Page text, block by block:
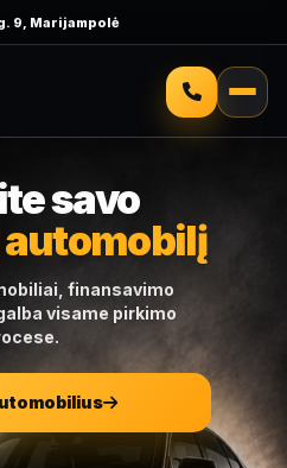
9, Marijampolė
savo
finansavimo
visame pirkimo